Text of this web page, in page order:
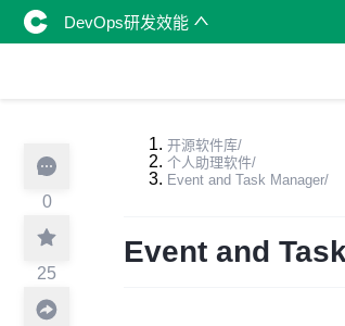
DevOps研发效能
0
25
开源软件库/
个人助理软件/
Event and Task Manager/
Event and